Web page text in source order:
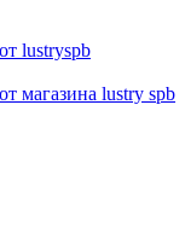
lustryspb
магазина lustry spb